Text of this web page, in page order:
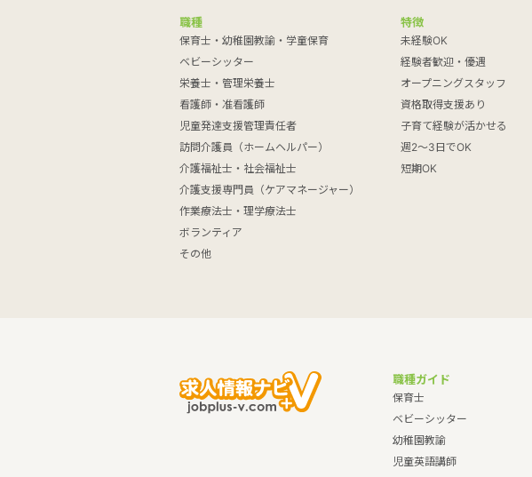
職種
保育士・幼稚園教諭・学童保育
ベビーシッター
栄養士・管理栄養士
看護師・准看護師
児童発達支援管理責任者
訪問介護員（ホームヘルパー）
介護福祉士・社会福祉士
介護支援専門員（ケアマネージャー）
作業療法士・理学療法士
ボランティア
その他
特徴
未経験OK
経験者歓迎・優遇
オープニングスタッフ
資格取得支援あり
子育て経験が活かせる
週2～3日でOK
短期OK
職種ガイド
保育士
ベビーシッター
幼稚園教諭
児童英語講師